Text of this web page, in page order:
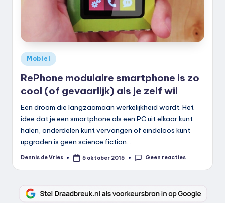
Geplaatst
in
Mobiel
RePhone modulaire smartphone is zo
cool (of gevaarlijk) als je zelf wil
Een droom die langzaamaan werkelijkheid wordt. Het
idee dat je een smartphone als een PC uit elkaar kunt
halen, onderdelen kunt vervangen of eindeloos kunt
upgraden is geen science fiction…
Geplaatst
Dennis de Vries 5 oktober 2015 Geen reacties